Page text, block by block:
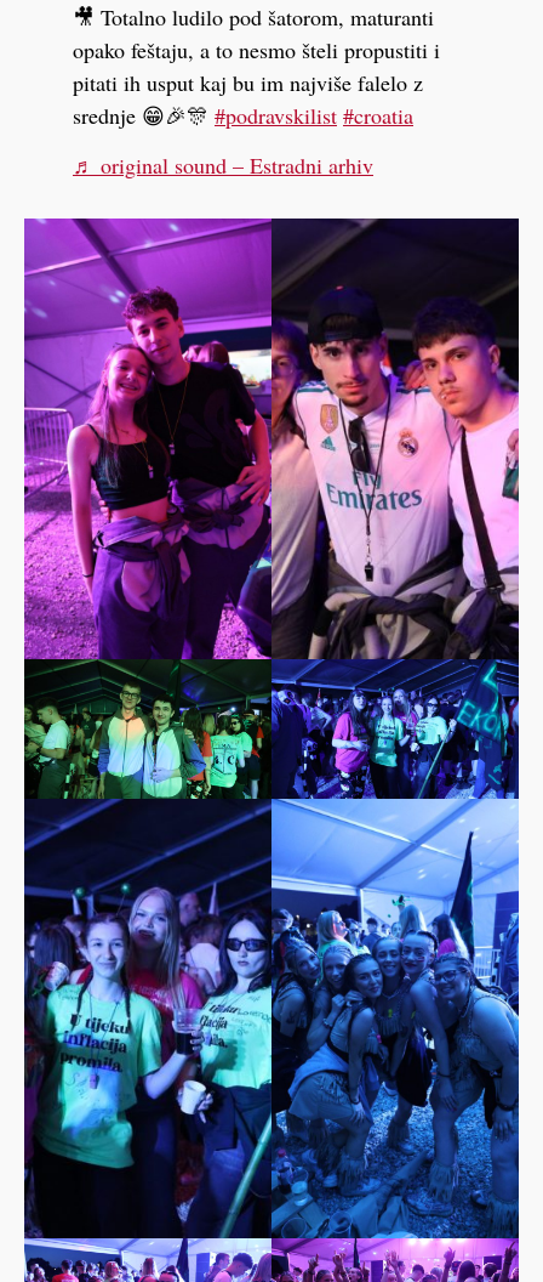
🎥 Totalno ludilo pod šatorom, maturanti
opako feštaju, a to nesmo šteli propustiti i
pitati ih usput kaj bu im najviše falelo z
srednje 😁🎉🎊 #podravskilist #croatia
♬ original sound – Estradni arhiv